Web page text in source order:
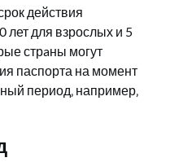
действия
лет для взрослых и 5
стрaны могут
паспорта на момент
период‚ например‚